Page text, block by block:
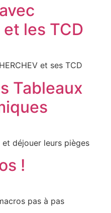
et les TCD
et ses TCD
Tableaux
et déjouer leurs pièges
!
pas à pas